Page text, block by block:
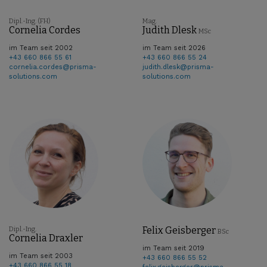
Dipl.-Ing. (FH)
Cornelia Cordes
im Team seit 2002
+43 660 866 55 61
cornelia.cordes@prisma-
solutions.com
Mag.
Judith Dlesk MSc
im Team seit 2026
+43 660 866 55 24
judith.dlesk@prisma-
solutions.com
Dipl.-Ing.
Cornelia Draxler
im Team seit 2003
+43 660 866 55 18
Felix Geisberger BSc
im Team seit 2019
+43 660 866 55 52